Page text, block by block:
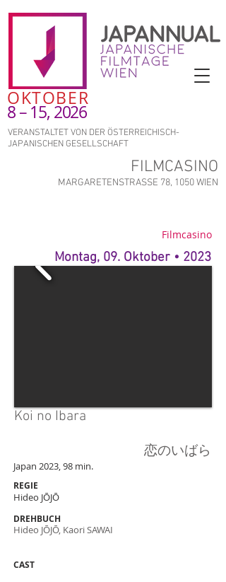
OKTOBER
8 – 15, 2026
VERANSTALTET VON DER ÖSTERREICHISCH-
JAPANISCHEN GESELLSCHAFT
FILMCASINO
MARGARETENSTRASSE 78, 1050 WIEN
Filmcasino
Montag, 09. Oktober • 2023
Koi no Ibara
恋のいばら
Hideo JŌJŌ
Japan 2023, 98 min.
REGIE
DREHBUCH
CAST
Hideo JŌJŌ, Kaori SAWAI